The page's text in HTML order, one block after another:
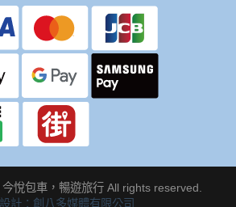
悅包車，暢遊旅行 All rights reserved.
計：創八多媒體有限公司